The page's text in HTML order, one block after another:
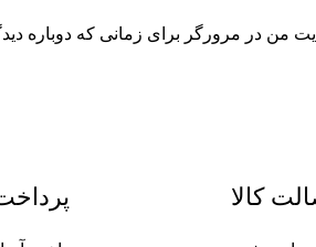
من در مرورگر برای زمانی که دوباره
کالا